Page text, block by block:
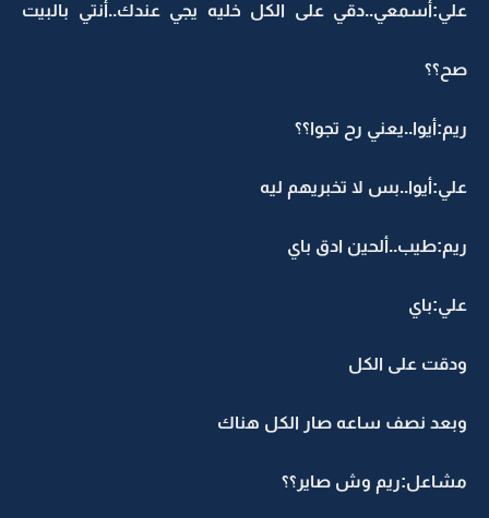
علي:أسمعي..دقي على الكل خليه يجي عندك..أنتي بالبيت
صح؟؟
ريم:أيوا..يعني رح تجوا؟؟
علي:أيوا..بس لا تخبريهم ليه
ريم:طيب..ألحين ادق باي
علي:باي
ودقت على الكل
وبعد نصف ساعه صار الكل هناك
مشاعل:ريم وش صاير؟؟